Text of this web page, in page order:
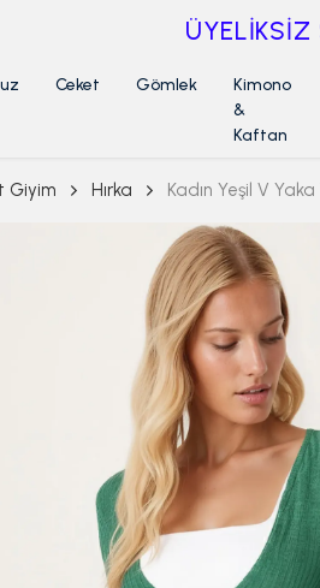
Ceket Gömlek
Kimono
&
Kaftan
Giyim Hırka Kadın Yeşil V